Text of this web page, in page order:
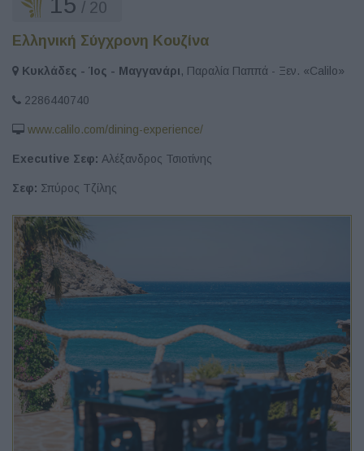
/ 20
Ελληνική Σύγχρονη Κουζίνα
Κυκλάδες - Ίος - Μαγγανάρι, Παραλία Παππά - Ξεν. «Calilo»
2286440740
www.calilo.com/dining-experience/
Executive Σεφ: Αλέξανδρος Τσιοτίνης
Σεφ: Σπύρος Τζίλης